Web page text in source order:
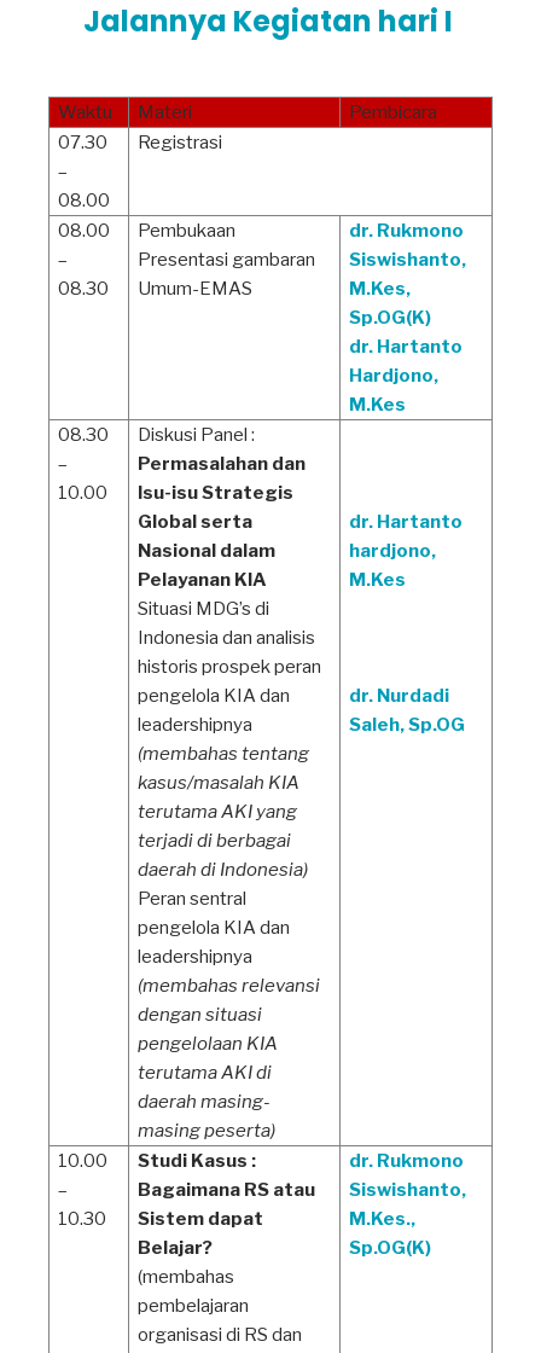
Jalannya Kegiatan hari I
Waktu Materi
Pembicara
07.30
–
08.00
Registrasi
08.00
–
08.30
Pembukaan
Presentasi gambaran
Umum-EMAS
dr. Rukmono
Siswishanto,
M.Kes,
Sp.OG(K)
dr. Hartanto
Hardjono,
M.Kes
08.30
–
10.00
Diskusi Panel :
Permasalahan dan
Isu-isu Strategis
Global serta
Nasional dalam
Pelayanan KIA
Situasi MDG’s di
Indonesia dan analisis
historis prospek peran
pengelola KIA dan
leadershipnya
(membahas tentang
kasus/masalah KIA
terutama AKI yang
terjadi di berbagai
daerah di Indonesia)
Peran sentral
pengelola KIA dan
leadershipnya
(membahas relevansi
dengan situasi
pengelolaan KIA
terutama AKI di
daerah masing-
masing peserta)
dr. Hartanto
hardjono,
M.Kes
dr. Nurdadi
Saleh, Sp.OG
10.00
–
10.30
Studi Kasus :
Bagaimana RS atau
Sistem dapat
Belajar?
(membahas
pembelajaran
organisasi di RS dan
dr. Rukmono
Siswishanto,
M.Kes.,
Sp.OG(K)